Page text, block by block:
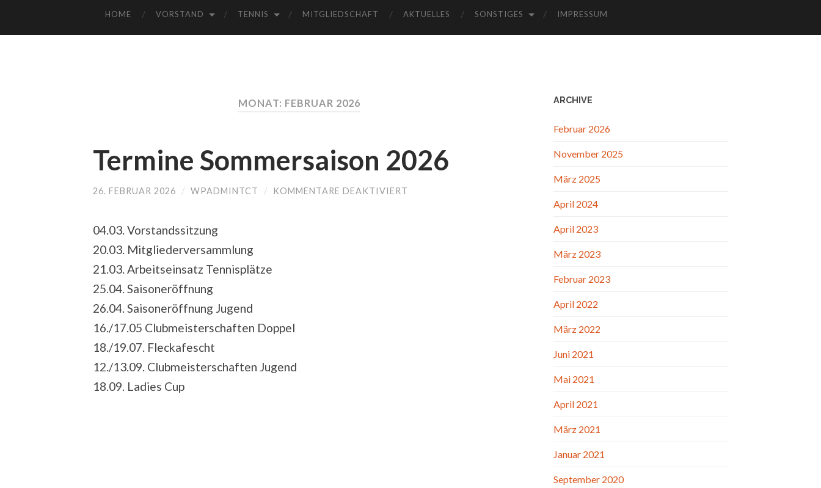
HOME VORSTAND TENNIS MITGLIEDSCHAFT AKTUELLES SONSTIGES IMPRESSUM
MONAT: FEBRUAR 2026
Termine Sommersaison 2026
26. FEBRUAR 2026 / WPADMINTCT / KOMMENTARE DEAKTIVIERT
04.03. Vorstandssitzung
20.03. Mitgliederversammlung
21.03. Arbeitseinsatz Tennisplätze
25.04. Saisoneröffnung
26.04. Saisoneröffnung Jugend
16./17.05 Clubmeisterschaften Doppel
18./19.07. Fleckafescht
12./13.09. Clubmeisterschaften Jugend
18.09. Ladies Cup
ARCHIVE
Februar 2026
November 2025
März 2025
April 2024
April 2023
März 2023
Februar 2023
April 2022
März 2022
Juni 2021
Mai 2021
April 2021
März 2021
Januar 2021
September 2020